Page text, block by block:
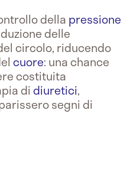
della pressione
delle
circolo, riducendo
cuore: una chance
costituita
didiuretici,
segni di